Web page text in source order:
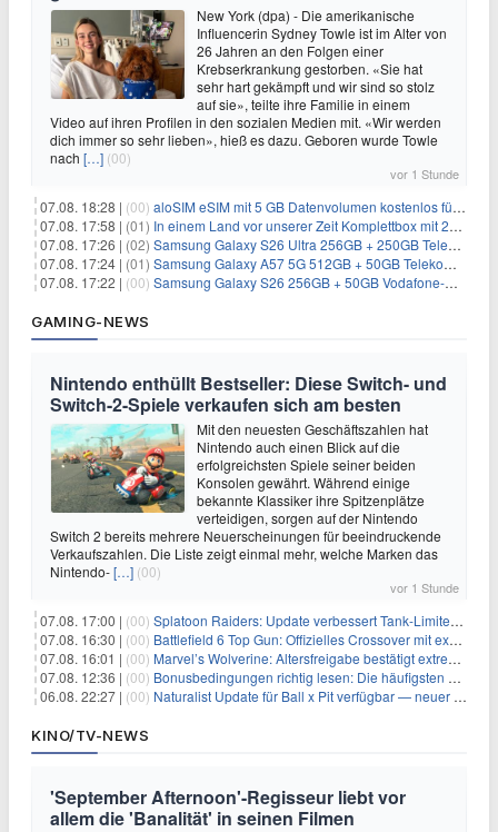
New York (dpa) - Die amerikanische
Influencerin Sydney Towle ist im Alter von
26 Jahren an den Folgen einer
Krebserkrankung gestorben. «Sie hat
sehr hart gekämpft und wir sind so stolz
auf sie», teilte ihre Familie in einem
Video auf ihren Profilen in den sozialen Medien mit. «Wir werden
dich immer so sehr lieben», hieß es dazu. Geboren wurde Towle
nach […] (00)
vor 1 Stunde
07.08. 18:28 | (00) aloSIM eSIM mit 5 GB Datenvolumen kostenlos für Windscribe-Pro-Nutzer
07.08. 17:58 | (01) In einem Land vor unserer Zeit Komplettbox mit 27 DVDs für 59,49€
07.08. 17:26 | (02) Samsung Galaxy S26 Ultra 256GB + 250GB Telekom-Netz für 34€/Monat (effektiv 5,42€/Monat)
07.08. 17:24 | (01) Samsung Galaxy A57 5G 512GB + 50GB Telekom-Netz für 20€/Monat (effektiv 3,33€/Monat)
07.08. 17:22 | (00) Samsung Galaxy S26 256GB + 50GB Vodafone-Netz für 19,99€/Monat (effektiv 1,26€/Monat)
GAMING-NEWS
Nintendo enthüllt Bestseller: Diese Switch- und
Switch-2-Spiele verkaufen sich am besten
Mit den neuesten Geschäftszahlen hat
Nintendo auch einen Blick auf die
erfolgreichsten Spiele seiner beiden
Konsolen gewährt. Während einige
bekannte Klassiker ihre Spitzenplätze
verteidigen, sorgen auf der Nintendo
Switch 2 bereits mehrere Neuerscheinungen für beeindruckende
Verkaufszahlen. Die Liste zeigt einmal mehr, welche Marken das
Nintendo-[…] (00)
vor 1 Stunde
07.08. 17:00 | (00) Splatoon Raiders: Update verbessert Tank-Limiter und behebt Bugs
07.08. 16:30 | (00) Battlefield 6 Top Gun: Offizielles Crossover mit exklusiven Inhalten angekündigt
07.08. 16:01 | (00) Marvel’s Wolverine: Altersfreigabe bestätigt extreme Gewalt und düstere Szenen
07.08. 12:36 | (00) Bonusbedingungen richtig lesen: Die häufigsten Stolperfallen
06.08. 22:27 | (00) Naturalist Update für Ball x Pit verfügbar — neuer Content auf allen Plattformen
KINO/TV-NEWS
'September Afternoon'-Regisseur liebt vor
allem die 'Banalität' in seinen Filmen